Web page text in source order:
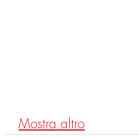
Mostra altro